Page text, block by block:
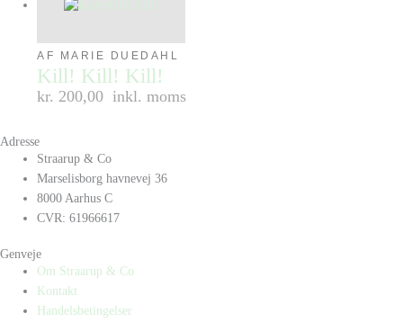
AF MARIE DUEDAHL
Kill! Kill! Kill!
kr. 200,00 inkl. moms
Adresse
Straarup & Co
Marselisborg havnevej 36
8000 Aarhus C
CVR: 61966617
Genveje
Om Straarup & Co
Kontakt
Handelsbetingelser